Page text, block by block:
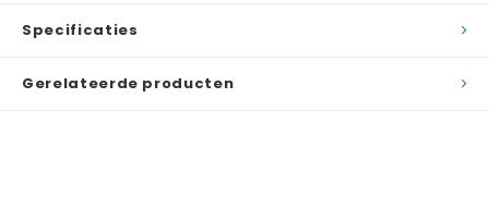
Specificaties
Gerelateerde producten